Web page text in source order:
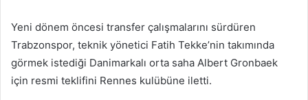
Yeni dönem öncesi transfer çalışmalarını sürdüren
Trabzonspor, teknik yönetici Fatih Tekke’nin takımında
görmek istediği Danimarkalı orta saha Albert Gronbaek
için resmi teklifini Rennes kulübüne iletti.